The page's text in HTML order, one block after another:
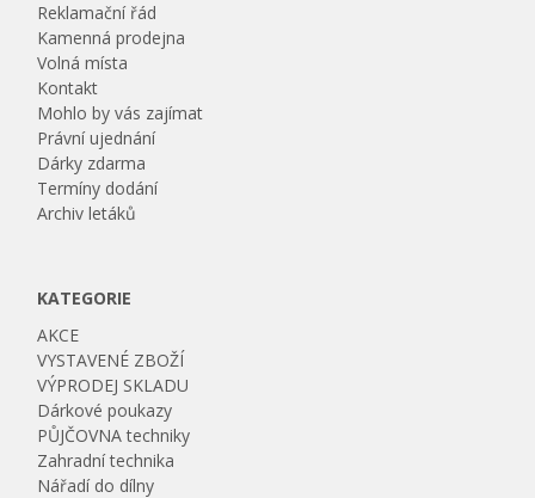
Reklamační řád
Kamenná prodejna
Volná místa
Kontakt
Mohlo by vás zajímat
Právní ujednání
Dárky zdarma
Termíny dodání
Archiv letáků
KATEGORIE
AKCE
VYSTAVENÉ ZBOŽÍ
VÝPRODEJ SKLADU
Dárkové poukazy
PŮJČOVNA techniky
Zahradní technika
Nářadí do dílny